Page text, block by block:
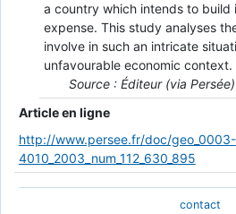
a country which intends to
expense. This study analyses
involve in such an intricate
unfavourable economic context.
Source : Éditeur (via Persée)
Article en ligne
http://www.persee.fr/doc/geo_0003-
4010_2003_num_112_630_895
contact